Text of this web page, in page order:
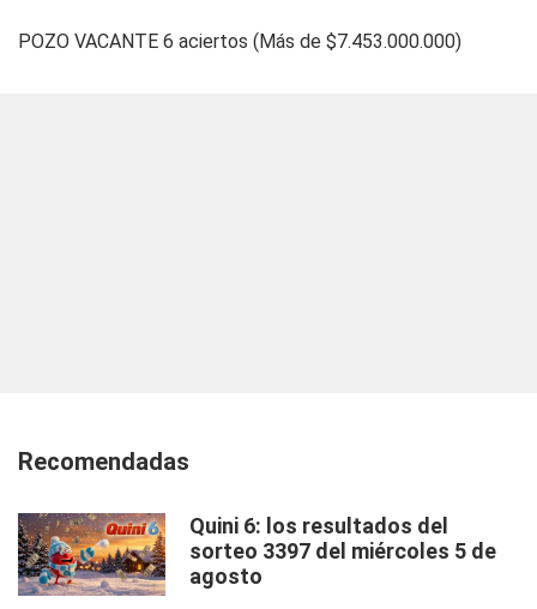
POZO VACANTE 6 aciertos (Más de $7.453.000.000)
Recomendadas
Quini 6: los resultados del
sorteo 3397 del miércoles 5 de
agosto